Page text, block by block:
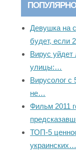
Девушка на
будет, если
Вирус уйдет
улицы:…
Вирусолог с
не…
Фильм 2011
ТОП-5
украинских…